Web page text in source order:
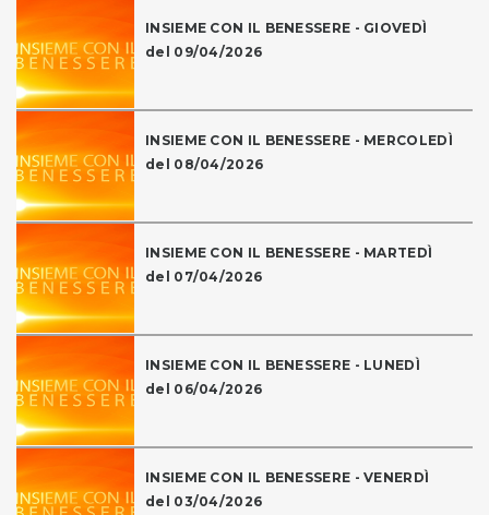
INSIEME CON IL BENESSERE - GIOVEDÌ
del 09/04/2026
INSIEME CON IL BENESSERE - MERCOLEDÌ
del 08/04/2026
INSIEME CON IL BENESSERE - MARTEDÌ
del 07/04/2026
INSIEME CON IL BENESSERE - LUNEDÌ
del 06/04/2026
INSIEME CON IL BENESSERE - VENERDÌ
del 03/04/2026